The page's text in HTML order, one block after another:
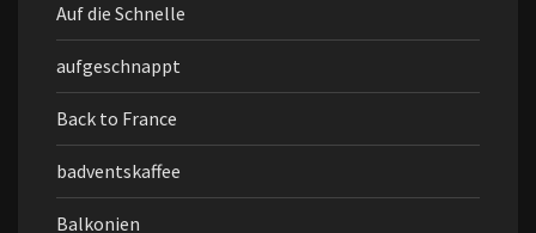
Auf die Schnelle
aufgeschnappt
Back to France
badventskaffee
Balkonien